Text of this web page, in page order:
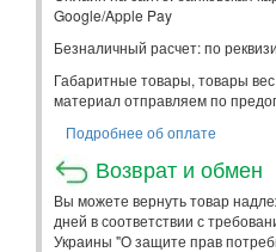
Google/Apple Pay
Безналичный расчет: по
Габаритные товары, товары
материал отправляем по
Подробнее об оплате
Возврат и обмен
Вы можете вернуть товар
дней в соответствии с
Украины "О защите прав